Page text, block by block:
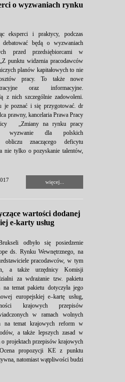
o wyzwaniach rynku
eksperci i praktycy, podczas
będą o wyzwaniach
przed przedsiębiorcami w
punktu widzenia pracodawców
planów kapitałowych to nie
pracy. To także nowe
oraz informacyjne.
z nich szczególnie zadowoleni.
je poznać i się przygotować. dr
prawny, kancelaria Prawa Pracy
„Zmiany na rynku pracy
wyzwanie dla polskich
obliczu znaczącego deficytu
nie tylko o pozyskanie talentów,
więcej...
wartości dodanej
e-karty usług
odbyło się posiedzenie
ds. Rynku Wewnętrznego, na
pracodawców, w tym
a także urzędnicy Komisji
za wdrażanie tzw. pakietu
na temat pakietu dotyczyła jego
europejskiej e–kartę usług,
krajowych przepisów
w ramach wolnych
na temat krajowych reform w
a także lepszych zasad w
o projektach przepisów krajowych
propozycji KE z punktu
natomiast wątpliwości budzi